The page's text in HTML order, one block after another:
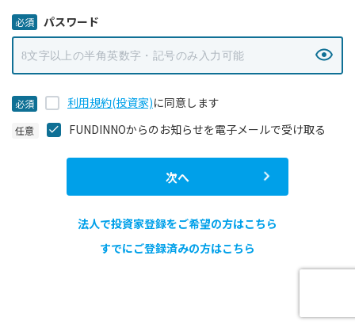
パスワード
利用規約(投資家)に同意します
FUNDINNOからのお知らせを電子メールで受け取る
次へ
法人で投資家登録をご希望の方はこちら
すでにご登録済みの方はこちら